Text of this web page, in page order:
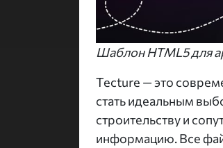
Шаблон HTML5 для
Tecture — это
стать идеальным
строительству и
информацию. Все